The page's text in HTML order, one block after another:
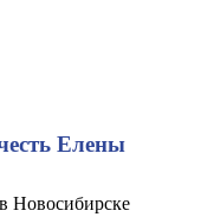
Елены
Новосибирске